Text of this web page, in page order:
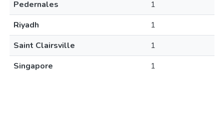
Pedernales
1
Riyadh
1
Saint Clairsville
1
Singapore
1